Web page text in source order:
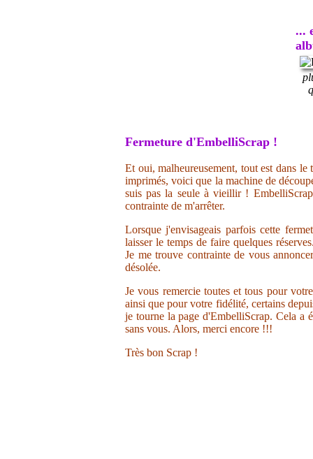
...
Fermeture d'EmbelliScrap !
Et oui, malheureusement, tout est dans
imprimés, voici que la machine de
suis pas la seule à vieillir !
contrainte de m'arrêter.
Lorsque j'envisageais parfois cette
laisser le temps de faire quelques
Je me trouve contrainte de vous
désolée.
Je vous remercie toutes et tous pour
ainsi que pour votre fidélité, certains
je tourne la page d'EmbelliScrap. Cela a
sans vous. Alors, merci encore !!!
Très bon Scrap !